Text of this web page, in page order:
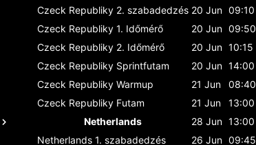
Czeck Republiky 2. szabadedzés 20 Jun 09:10
Czeck Republiky 1. Időmérő 20 Jun 09:50
Czeck Republiky 2. Időmérő 20 Jun 10:15
Czeck Republiky Sprintfutam 20 Jun 14:00
Czeck Republiky Warmup 21 Jun
08:40
Czeck Republiky Futam 21 Jun
13:00
Netherlands
28 Jun 13:00
Netherlands 1. szabadedzés 26 Jun 09:45